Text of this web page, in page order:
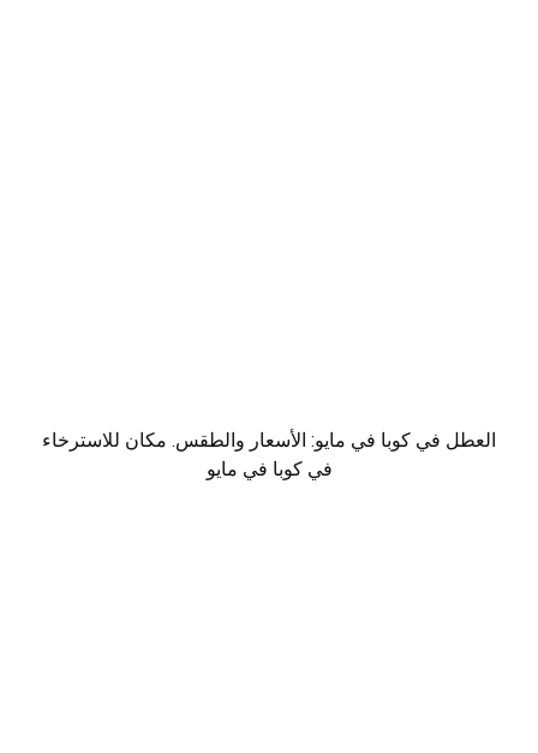
العطل في كوبا في مايو: الأسعار والطقس. مكان للاسترخاء
في كوبا في مايو